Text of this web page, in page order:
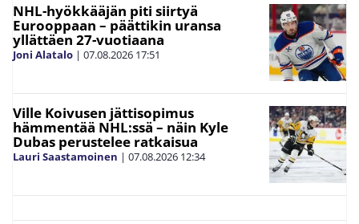
NHL-hyökkääjän piti siirtyä
Eurooppaan – päättikin uransa
yllättäen 27-vuotiaana
Joni Alatalo | 07.08.2026 17:51
Ville Koivusen jättisopimus
hämmentää NHL:ssä – näin Kyle
Dubas perustelee ratkaisua
Lauri Saastamoinen | 07.08.2026 12:34